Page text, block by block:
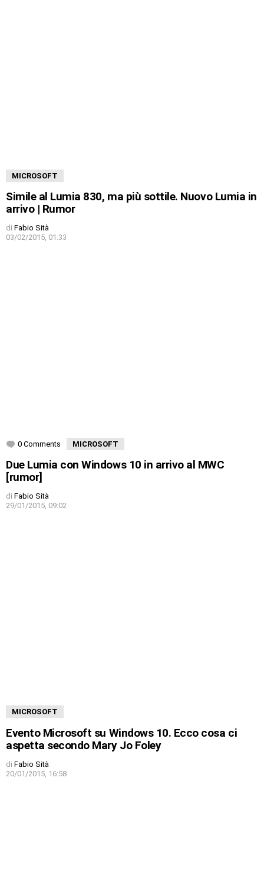
MICROSOFT
Simile al Lumia 830, ma più sottile. Nuovo Lumia in
arrivo | Rumor
di Fabio Sità
03/02/2015, 01:33
0 Comments MICROSOFT
Due Lumia con Windows 10 in arrivo al MWC
[rumor]
di Fabio Sità
29/01/2015, 09:02
MICROSOFT
Evento Microsoft su Windows 10. Ecco cosa ci
aspetta secondo Mary Jo Foley
di Fabio Sità
20/01/2015, 16:58